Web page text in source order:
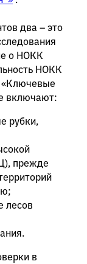
два – это
о НОКК
НОКК
«Ключевые
включают:
рубки,
прежде
лесов
в